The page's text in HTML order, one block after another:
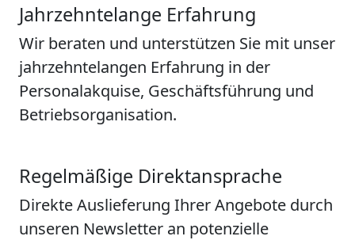
Jahrzehntelange Erfahrung
Wir beraten und unterstützen Sie mit unser
jahrzehntelangen Erfahrung in der
Personalakquise, Geschäftsführung und
Betriebsorganisation.
Regelmäßige Direktansprache
Direkte Auslieferung Ihrer Angebote durch
unseren Newsletter an potenzielle